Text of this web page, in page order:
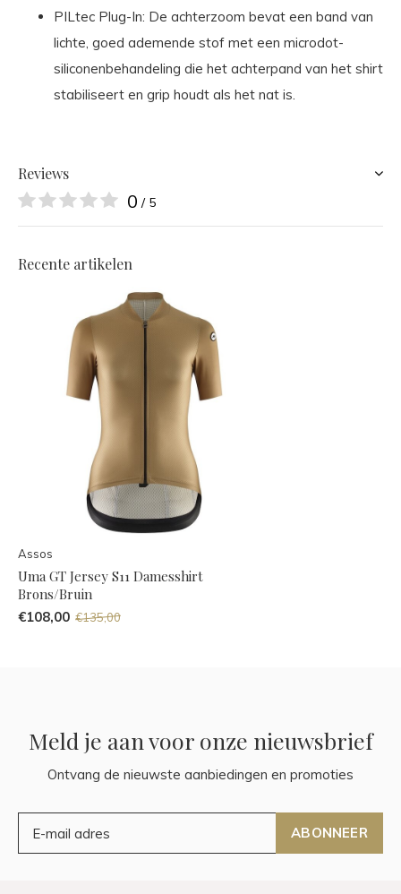
PILtec Plug-In: De achterzoom bevat een band van
lichte, goed ademende stof met een microdot-
siliconenbehandeling die het achterpand van het shirt
stabiliseert en grip houdt als het nat is.
Reviews
0 / 5
Recente artikelen
Assos
Uma GT Jersey S11 Damesshirt
Brons/Bruin
€108,00 €135,00
Meld je aan voor onze nieuwsbrief
Ontvang de nieuwste aanbiedingen en promoties
ABONNEER